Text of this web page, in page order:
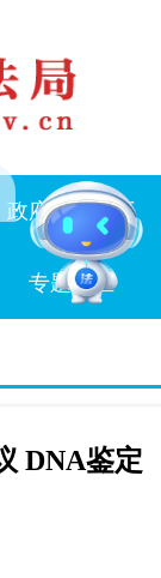
政府信息公开
专题专栏
DNA鉴定